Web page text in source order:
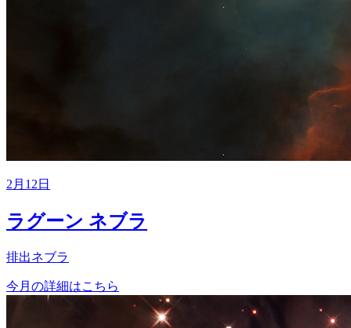
2月12日
ラグーン ネブラ
排出ネブラ
今月の詳細はこちら